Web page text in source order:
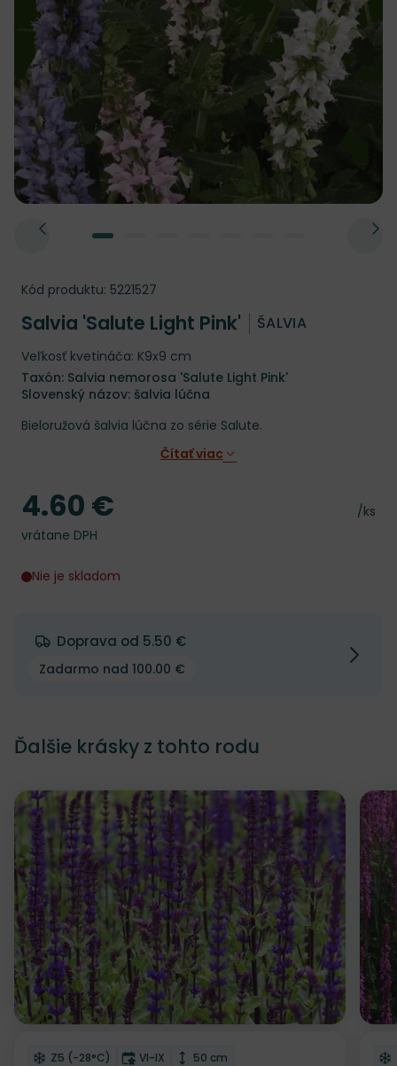
Kód produktu: 5221527
Salvia 'Salute Light Pink' ŠALVIA
Veľkosť kvetináča: K9x9 cm
Taxón: Salvia nemorosa 'Salute Light Pink'
Slovenský názov: šalvia lúčna
Bieloružová šalvia lúčna zo série Salute.
Čítať viac
Cena
/ks
Cena
4.60 €
vrátane DPH
Nie je skladom
Doprava od 5.50 €
Zadarmo nad 100.00 €
Ďalšie krásky z tohto rodu
Odober do zoznamu želaní
Mrazuvzdornosť
Z5 (-28°C) Doba kvitnutia
VI-IX Výška rastliny
50 cm